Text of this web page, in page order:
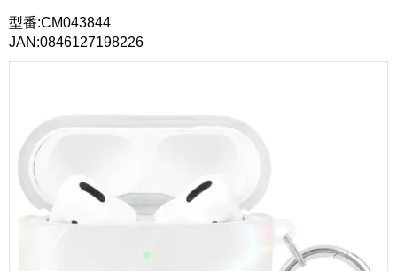
型番:CM043844
JAN:0846127198226